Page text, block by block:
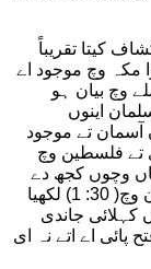
کیتا تقریباً
مکہ وچ موجود اے
وچ بیان ہو
اینوں
آسمان تے موجود
تے فلسطین وچ
وچوں کجھ دے
لئی ایہہ وجہاں ہوندیاں کسے وی تھاں تے قرآن وچ( 30: 1) لکھیا
کہلائی جاندی
پائی اے اتے نہ ای